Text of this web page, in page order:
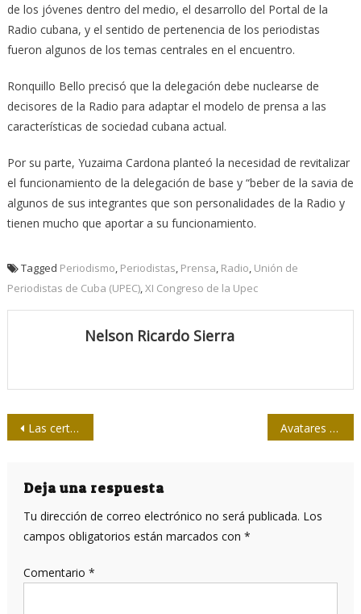
de los jóvenes dentro del medio, el desarrollo del Portal de la
Radio cubana, y el sentido de pertenencia de los periodistas
fueron algunos de los temas centrales en el encuentro.
Ronquillo Bello precisó que la delegación debe nuclearse de
decisores de la Radio para adaptar el modelo de prensa a las
características de sociedad cubana actual.
Por su parte, Yuzaima Cardona planteó la necesidad de revitalizar
el funcionamiento de la delegación de base y “beber de la savia de
algunos de sus integrantes que son personalidades de la Radio y
tienen mucho que aportar a su funcionamiento.
Tagged Periodismo Periodistas Prensa Radio Unión de
Periodistas de Cuba (UPEC), XI Congreso de la Upec
Nelson Ricardo Sierra
Navegación
entradas
Las certezas de la Revolución de Octubre Avatares radiales y televisivos
Deja una respuesta
Tu dirección de correo electrónico no será publicada. Los
campos obligatorios están marcados con *
Comentario *